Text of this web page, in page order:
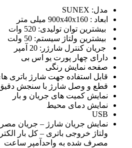
مدل: SUNEX
ابعاد : 900x40x160 میلی متر
بیشترین توان تولیدی: 520 وات
بیشترین ولتاژ سیستم: 50 ولت
جریان کنترل شارژر: 20 آمپر
دارای چهار پورت یو اس بی
صفحه نمایش رنگی
قابل استفاده جهت شارژ باتری های 12 و 24
قطع و وصل شارژ با سنجش دقیق
نمایش کمیت های جریان و بار
نمایش دمای محیط
USB
نمایش جریان شارژ – جریان
ولتاژ خروجی باتری – کل بار
مصرف شده به واحدآمپر ساعت